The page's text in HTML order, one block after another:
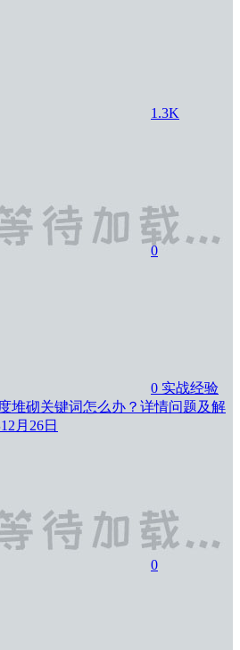
1.3K
0
0 实战经验
堆砌关键词怎么办？详情问题及解
月26日
0